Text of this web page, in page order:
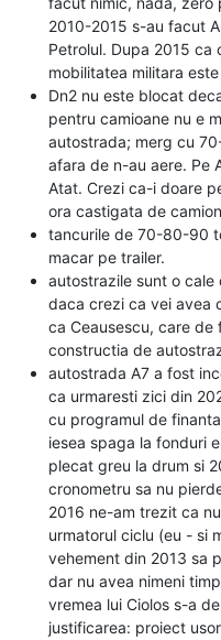
2010-2015 s-au facut
Petrolul. Dupa 2015
mobilitatea militara
Dn2 nu este blocat
pentru camioane nu e
autostrada; merg cu
afara de n-au aere. Pe
Atat. Crezi ca-i doare
ora castigata de
tancurile de 70-80-90
macar pe trailer.
autostrazile sunt o
daca crezi ca vei avea
ca Ceausescu, care de
constructia de
autostrada A7 a fost
ca urmaresti zici din
cu programul de
iesea spaga la fonduri
plecat greu la drum si
cronometru sa nu
2016 ne-am trezit ca
urmatorul ciclu (eu - si
vehement din 2013 sa
dar nu avea nimeni
vremea lui Ciolos s-a
justificarea: proiect